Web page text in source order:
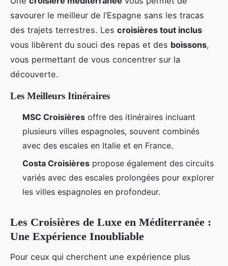
savourer le meilleur de l’Espagne sans les tracas
des trajets terrestres. Les croisières tout inclus
vous libèrent du souci des repas et des boissons,
vous permettant de vous concentrer sur la
découverte.
Les Meilleurs Itinéraires
MSC Croisières offre des itinéraires incluant
plusieurs villes espagnoles, souvent combinés
avec des escales en Italie et en France.
Costa Croisières propose également des circuits
variés avec des escales prolongées pour explorer
les villes espagnoles en profondeur.
Les Croisières de Luxe en Méditerranée :
Une Expérience Inoubliable
Pour ceux qui cherchent une expérience plus